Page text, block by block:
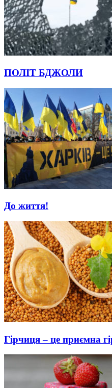
ПОЛІТ БДЖОЛИ
До життя!
Гірчиця – це приємна